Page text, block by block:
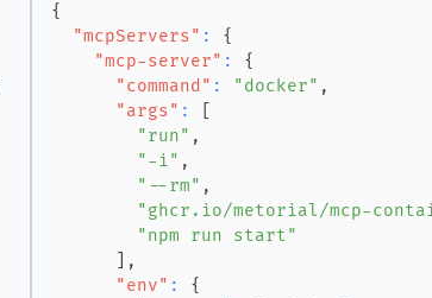
{
"mcpServers" :
{
"mcp-server" :
{
"command" : "docker" ,
"args" :
"run" ,
"-i" ,
"--rm" ,
"ghcr.io/metorial/mcp-
"npm run start"
,
"env" :
{